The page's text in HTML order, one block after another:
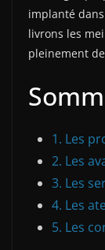
implanté
livrons les
pleinement
1. Les
2. Les
3. Les
4. Les
5. Les